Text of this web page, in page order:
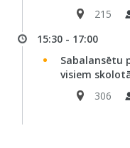
215
15:30 - 17:00
Sabalansētu
visiem
306